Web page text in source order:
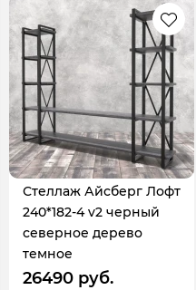
Стеллаж Айсберг Лофт
240*182-4 v2 черный
северное дерево
темное
26490 руб.